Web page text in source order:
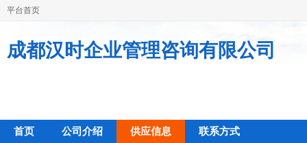
平台首页
成都汉时企业管理咨询有限公司
首页 公司介绍 供应信息 联系方式